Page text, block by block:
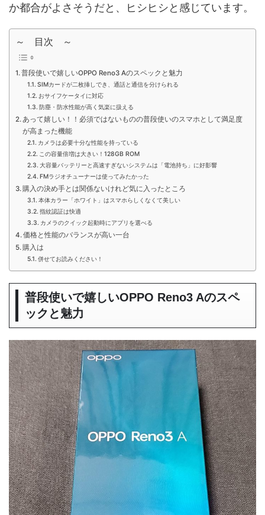
か都合がよさそうだと、ヒシヒシと感じています。
～ 目次 ～
普段使いで嬉しいOPPO Reno3 Aのスペックと魅力
SIMカードが二枚挿しでき、通話と通信を分けられる
おサイフケータイに対応
防塵・防水性能が高く気楽に扱える
あって嬉しい！！必須ではないものの普段使いのスマホとして満足度
が高まった機能
カメラは必要十分な性能を持っている
この容量倍増は大きい！128GB ROM
大容量バッテリーと高速すぎないシステムは「電池持ち」に好影響
FMラジオチューナーは使ってみたかった
購入の決め手とは関係ないけれど気に入ったところ
本体カラー「ホワイト」はスマホらしくなくて美しい
指紋認証は快適
カメラのクイック起動時にアプリを選べる
価格と性能のバランスが高い一台
購入は
併せてお読みください！
普段使いで嬉しいOPPO Reno3 Aのスペ
ックと魅力